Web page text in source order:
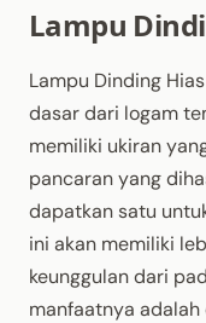
Lampu
Lampu Dinding
dasar dari logam
memiliki ukiran
pancaran yang
dapatkan satu
ini akan memiliki
keunggulan dari
manfaatnya